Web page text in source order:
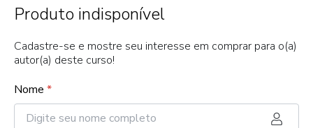
Produto indisponível
Cadastre-se e mostre seu interesse em comprar para o(a)
autor(a) deste curso!
Nome *